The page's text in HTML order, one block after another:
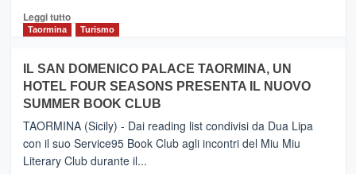
e
Zanzibar
da
Neos
Leggi tuttoLeggi
PIEDIMONTE
ETNEO
–
Meta
turistica
privilegiata
secondo
Taormina Turismo
IL SAN DOMENICO PALACE TAORMINA, UN
HOTEL FOUR SEASONS PRESENTA IL NUOVO
SUMMER BOOK CLUB
TAORMINA (Sicily) - Dai reading list condivisi da Dua Lipa
con il suo Service95 Book Club agli incontri del Miu Miu
Literary Club durante il...